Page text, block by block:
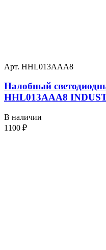
Арт. HHL013AAA8
Налобный
HHL013AAA8
В наличии
1100 ₽